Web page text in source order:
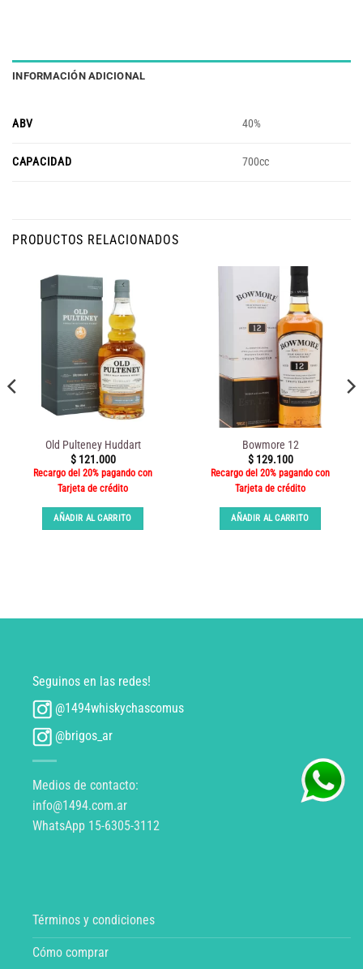
INFORMACIÓN ADICIONAL
ABV 40%
CAPACIDAD 700cc
PRODUCTOS RELACIONADOS
Old Pulteney Huddart
$121.000
Recargo del 20% pagando con
Tarjeta de crédito
AÑADIR AL CARRITO
Bowmore 12
$129.100
Recargo del 20% pagando con
Tarjeta de crédito
AÑADIR AL CARRITO
Seguinos en las redes!
@1494whiskychascomus
@brigos_ar
Medios de contacto:
info@1494.com.ar
WhatsApp 15-6305-3112
Términos y condiciones
Cómo comprar